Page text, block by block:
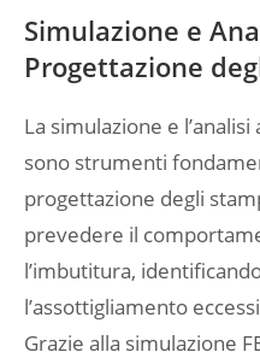
Simulazione e
Progettazione
La simulazione e
sono strumenti
progettazione degli
prevedere il
l’imbutitura,
l’assottigliamento
Grazie alla simulazione